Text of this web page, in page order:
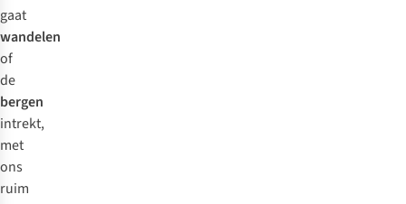
gaat
wandelen
of
de
bergen
intrekt,
met
ons
ruim